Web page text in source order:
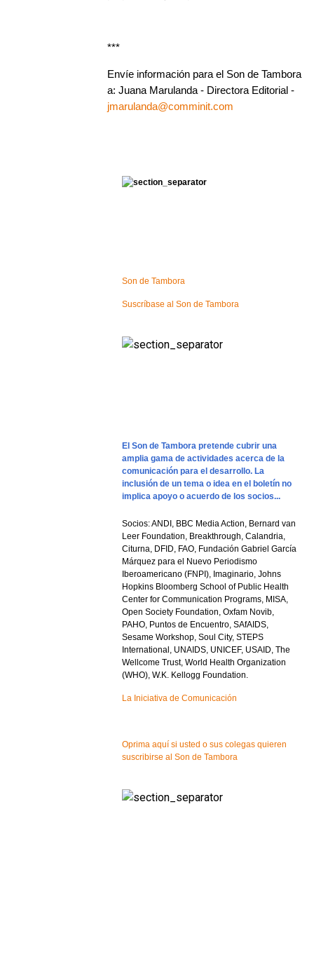
***
Envíe información para el Son de Tambora
a: Juana Marulanda - Directora Editorial -
jmarulanda@comminit.com
Son de Tambora
Suscríbase al Son de Tambora
El Son de Tambora pretende cubrir una
amplia gama de actividades acerca de la
comunicación para el desarrollo. La
inclusión de un tema o idea en el boletín no
implica apoyo o acuerdo de los socios...
Socios: ANDI, BBC Media Action, Bernard van
Leer Foundation, Breakthrough, Calandria,
Citurna, DFID, FAO, Fundación Gabriel García
Márquez para el Nuevo Periodismo
Iberoamericano (FNPI), Imaginario, Johns
Hopkins Bloomberg School of Public Health
Center for Communication Programs, MISA,
Open Society Foundation, Oxfam Novib,
PAHO, Puntos de Encuentro, SAfAIDS,
Sesame Workshop, Soul City, STEPS
International, UNAIDS, UNICEF, USAID, The
Wellcome Trust, World Health Organization
(WHO), W.K. Kellogg Foundation.
La Iniciativa de Comunicación
Oprima aquí si usted o sus colegas quieren
suscribirse al Son de Tambora